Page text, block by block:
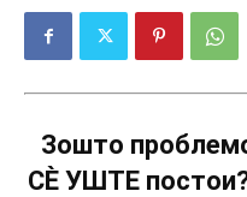
Зошто
СÈ УШТЕ